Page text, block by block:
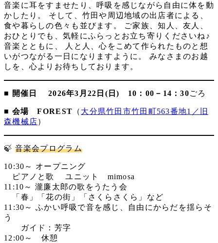
音楽に耳をすませたり、呼吸を感じながら自由に体を動
かしたり。 そして、竹田や周辺地域の出店者による、
食や暮らしの色々も並びます。 ご家族、知人、友人、
おひとりでも、気軽にふらっとお立ち寄りくださいね♪
音楽とともに、 人と人、心をこめて作られたものと想
いがつながる一日になりますように。 みなさまのお越
しを、心よりお待ちしております。
■ 開催日 2026年3月22日(日) 10：00－14：30ごろ
■ 会場 FOREST （ 大分県竹田市竹田町563番地1／旧
森機械店）
🍃 音楽会プログラム
10:30～ オープニング
ピアノと歌 ユニット mimosa
11:10～ 瀧廉太郎の歌をうたう会
「春」「花の街」「さくらさくら」など
11:30～ ふかい呼吸で音を感じ、自由にからだを揺らそ
う
ガイド：芳字
12:00～ 休憩